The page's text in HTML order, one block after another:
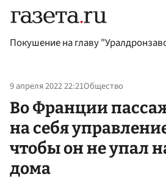
Покушение на главу
9 апреля 2022 22:21Общество
Во Франции
на себя
чтобы он не упал
дома